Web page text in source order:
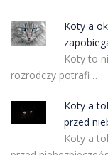
Koty a
Koty to
rozrodczy potrafi …
Koty a
przed
Koty a